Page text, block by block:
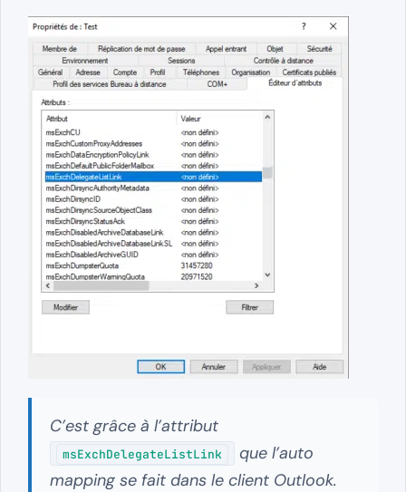
C’est grâce à l’attribut
msExchDelegateListLink
que l’auto
mapping se fait dans le client Outlook.